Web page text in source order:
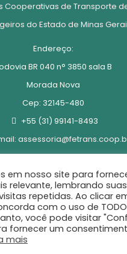
Cooperativas de Transporte
do Estado de Minas
Endereço:
BR 040 n° 3850 sala B
Morada Nova
Cep: 32145-480
+55 (31) 99141-8493
Por: Inter Soluções Integradas
em nosso site para
relevante, lembrando suas
repetidas. Ao clicar
com o uso de
você pode visitar
fornecer um
mais